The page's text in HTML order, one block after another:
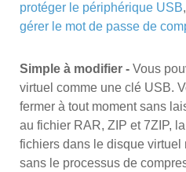
protéger le périphérique USB,
gérer le mot de passe de
Simple à modifier - Vous
virtuel comme une clé USB.
fermer à tout moment sans
au fichier RAR, ZIP et 7ZIP,
fichiers dans le disque
sans le processus de